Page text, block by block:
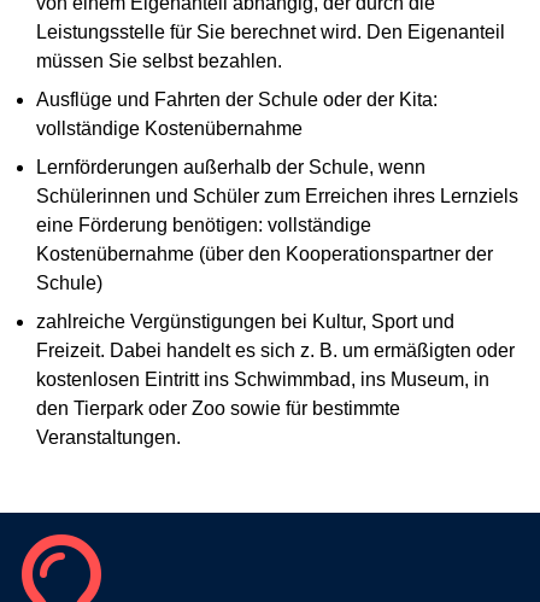
Leistungsstelle für Sie berechnet wird. Den Eigenanteil
müssen Sie selbst bezahlen.
Ausflüge und Fahrten der Schule oder der Kita:
vollständige Kostenübernahme
Lernförderungen außerhalb der Schule, wenn
Schülerinnen und Schüler zum Erreichen ihres Lernziels
eine Förderung benötigen: vollständige
Kostenübernahme (über den Kooperationspartner der
Schule)
zahlreiche Vergünstigungen bei Kultur, Sport und
Freizeit. Dabei handelt es sich z. B. um ermäßigten oder
kostenlosen Eintritt ins Schwimmbad, ins Museum, in
den Tierpark oder Zoo sowie für bestimmte
Veranstaltungen.